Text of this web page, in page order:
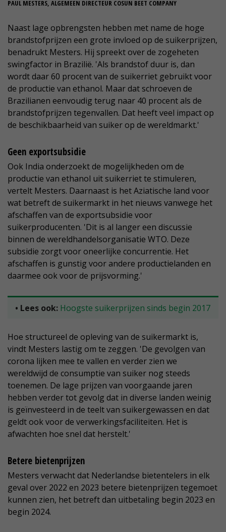
PAUL MESTERS, ALGEMEEN DIRECTEUR COSUN BEET COMPANY
Naast lage opbrengsten hebben met name de hoge
brandstofprijzen een grote invloed op de suikerprijzen,
benadrukt Mesters. Hij spreekt over de zogeheten
swingfactor in Brazilië. 'Als brandstof duur is, dan
wordt daar 60 procent van de suikerriet gebruikt voor
de productie van ethanol. Maar dat schroeven de
Brazilianen eenvoudig terug naar 40 procent als de
brandstofprijzen tegenvallen. Dat heeft veel impact op
de beschikbaarheid van suiker op de wereldmarkt.'
Geen exportsubsidie
Ook India onderzoekt de mogelijkheden om de
productie van ethanol uit suikerriet te stimuleren,
vertelt Mesters. Daarnaast is het Aziatische land voor
wat betreft de suikermarkt in het nieuws vanwege het
afschaffen van de exportsubsidie voor
suikerproducenten. 'Dit is al langer een discussie
binnen de wereldhandelsorganisatie WTO. Deze
subsidie zorgt voor oneerlijke concurrentie. Het
afschaffen is gunstig voor andere productielanden en
daarmee ook voor de prijsvorming.'
• Lees ook: Hoogste suikerprijzen sinds begin 2017
Hoe structureel de opleving van de suikermarkt is,
vindt Mesters lastig om te zeggen. 'De gevolgen van
corona lijken mee te vallen en verder zien we
wereldwijd de consumptie van suiker nog steeds
toenemen. De lage prijzen van voorgaande jaren
hebben verder tot gevolg dat in diverse landen weinig
is geïnvesteerd in de teelt van suikergewassen en dat
geldt ook voor de verwerkingsfaciliteiten. Het is
afwachten hoe snel dat herstelt.'
Betere bietenprijzen
Mesters verwacht dat Nederlandse bietentelers in elk
geval over 2022 en 2023 betere bietenprijzen tegemoet
kunnen zien, het betreft dan uitbetaling begin 2023 en
begin 2024.